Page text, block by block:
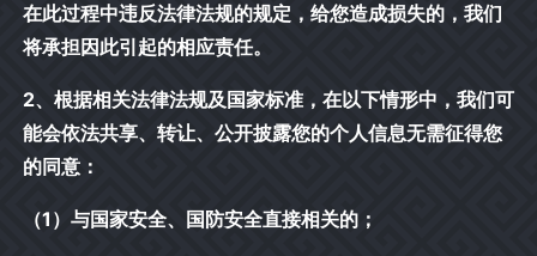
在此过程中违反法律法规的规定，给您造成损失的，我们
将承担因此引起的相应责任。
2、根据相关法律法规及国家标准，在以下情形中，我们可
能会依法共享、转让、公开披露您的个人信息无需征得您
的同意：
（1）与国家安全、国防安全直接相关的；